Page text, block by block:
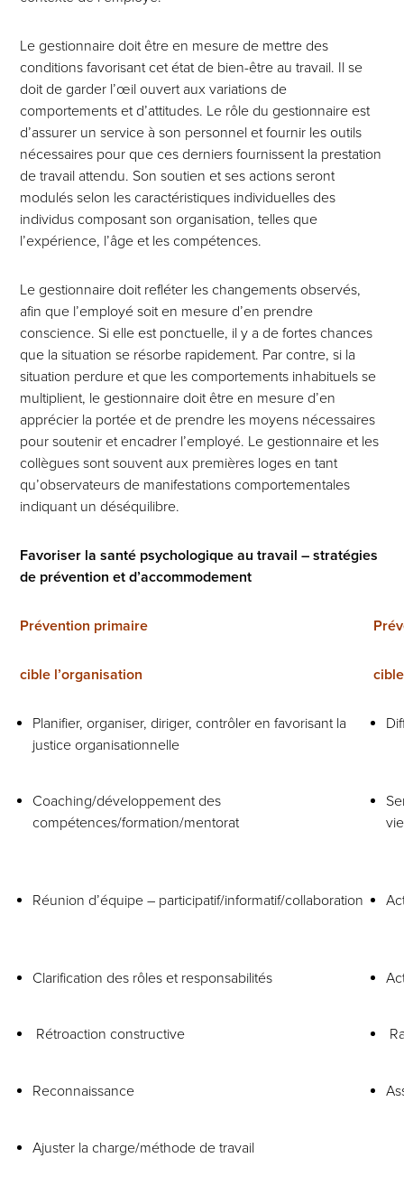
Le gestionnaire doit être en mesure de mettre des
conditions favorisant cet état de bien-être au travail. Il se
doit de garder l’œil ouvert aux variations de
comportements et d’attitudes. Le rôle du gestionnaire est
d’assurer un service à son personnel et fournir les outils
nécessaires pour que ces derniers fournissent la prestation
de travail attendu. Son soutien et ses actions seront
modulés selon les caractéristiques individuelles des
individus composant son organisation, telles que
l’expérience, l’âge et les compétences.
Le gestionnaire doit refléter les changements observés,
afin que l’employé soit en mesure d’en prendre
conscience. Si elle est ponctuelle, il y a de fortes chances
que la situation se résorbe rapidement. Par contre, si la
situation perdure et que les comportements inhabituels se
multiplient, le gestionnaire doit être en mesure d’en
apprécier la portée et de prendre les moyens nécessaires
pour soutenir et encadrer l’employé. Le gestionnaire et les
collègues sont souvent aux premières loges en tant
qu’observateurs de manifestations comportementales
indiquant un déséquilibre.
Favoriser la santé psychologique au travail – stratégies
de prévention et d’accommodement
Prévention primaire
cible l’organisation
Planifier, organiser, diriger, contrôler en favorisant la
justice organisationnelle
Coaching/développement des
compétences/formation/mentorat
vie
Réunion d’équipe – participatif/informatif/collaboration
Clarification des rôles et responsabilités
Rétroaction constructive
Reconnaissance
Ajuster la charge/méthode de travail